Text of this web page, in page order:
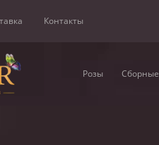
Контакты
Розы Сборные